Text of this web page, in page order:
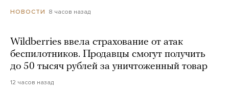
НОВОСТИ 8 часов назад
Wildberries ввела страхование от атак
беспилотников. Продавцы смогут получить
до 50 тысяч рублей за уничтоженный товар
12 часов назад